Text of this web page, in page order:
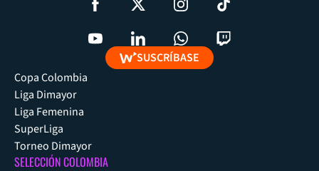
SUSCRÍBASE
Copa Colombia
Liga Dimayor
Liga Femenina
SuperLiga
Torneo Dimayor
SELECCIÓN COLOMBIA